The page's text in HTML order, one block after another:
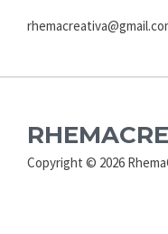
Copyright © 2026